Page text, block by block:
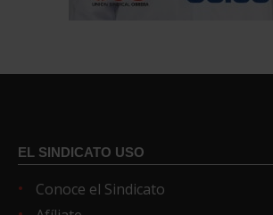
EL SINDICATO USO
Conoce el Sindicato